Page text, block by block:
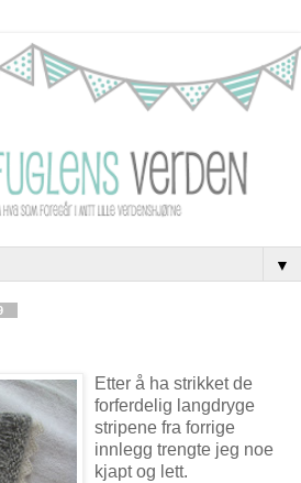
▼
Etter å ha strikket de
forferdelig langdryge
stripene fra forrige
innlegg trengte jeg noe
kjapt og lett.